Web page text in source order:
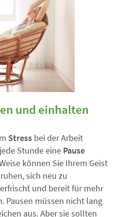
und einhalten
Stress bei der Arbeit
Stunde eine Pause
können Sie Ihrem Geist
sich neu zu
und bereit für mehr
Pausen müssen nicht lang
aus. Aber sie sollten